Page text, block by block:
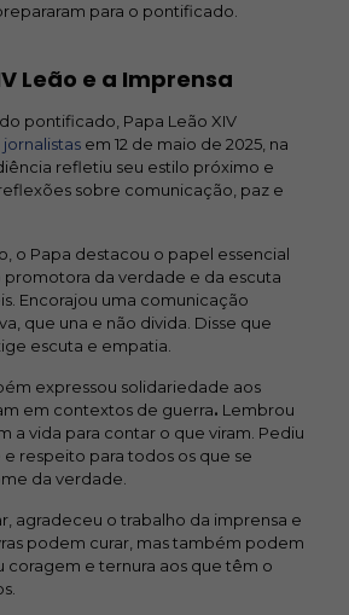
para o pontificado.
Leão e a Imprensa
pontificado, Papa Leão XIV
em 12 de maio de 2025, na
refletiu seu estilo próximo e
sobre comunicação, paz e
o Papa destacou o papel essencial
da verdade e da escuta
Encorajou uma comunicação
que una e não divida. Disse que
escuta e empatia.
expressou solidariedade aos
em contextos de guerra. Lembrou
a vida para contar o que viram. Pediu
respeito para todos os que se
da verdade.
agradeceu o trabalho da imprensa e
podem curar, mas também podem
coragem e ternura aos que têm o